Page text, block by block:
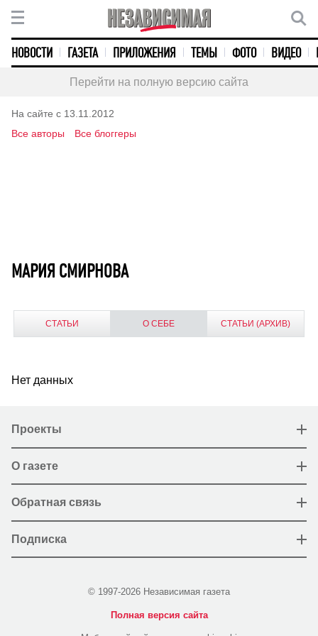
НОВОСТИ ГАЗЕТА ПРИЛОЖЕНИЯ ТЕМЫ ФОТО ВИДЕО
Перейти на полную версию сайта
На сайте с 13.11.2012
Все авторы
Все блоггеры
МАРИЯ СМИРНОВА
СТАТЬИ О СЕБЕ СТАТЬИ (АРХИВ)
Нет данных
Проекты
О газете
Обратная связь
Подписка
© 1997-2026 Независимая газета
Полная версия сайта